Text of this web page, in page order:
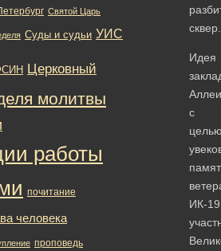
сквер.
Идея
Аллеи
с
ИК-
Святой Царь
Суды и судьи УИС
Церковный
молитвы
работы
почитание
человека
проповедь